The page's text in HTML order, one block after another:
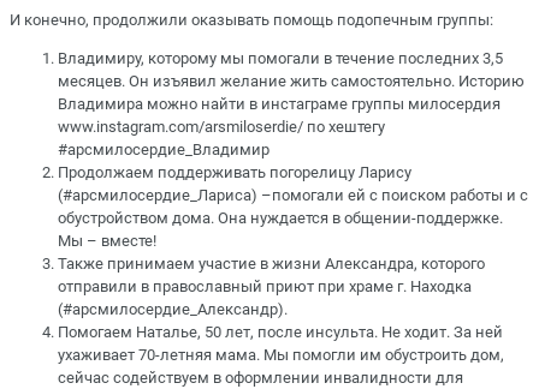
И конечно, продолжили оказывать помощь подопечным группы:
Владимиру, которому мы помогали в течение последних 3,5
месяцев. Он изъявил желание жить самостоятельно. Историю
Владимира можно найти в инстаграме группы милосердия
www.instagram.com/arsmiloserdie/ по хештегу
#арсмилосердие_Владимир
Продолжаем поддерживать погорелицу Ларису
(#арсмилосердие_Лариса) –помогали ей с поиском работы и с
обустройством дома. Она нуждается в общении-поддержке.
Мы – вместе!
Также принимаем участие в жизни Александра, которого
отправили в православный приют при храме г. Находка
(#арсмилосердие_Александр).
Помогаем Наталье, 50 лет, после инсульта. Не ходит. За ней
ухаживает 70-летняя мама. Мы помогли им обустроить дом,
сейчас содействуем в оформлении инвалидности для